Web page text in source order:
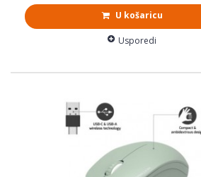
U košaricu
Usporedi